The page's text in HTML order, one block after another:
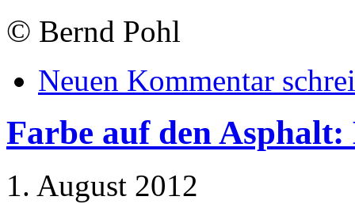
© Bernd Pohl
Neuen Kommentar
Farbe auf den
1. August 2012